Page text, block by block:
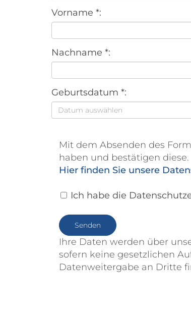
Vorname *:
Nachname *:
Geburtsdatum *:
Mit dem Absenden des
haben und bestätigen diese.
Hier finden Sie unsere
Ich habe die
Ihre Daten werden über
sofern keine gesetzlichen
Datenweitergabe an Dritte